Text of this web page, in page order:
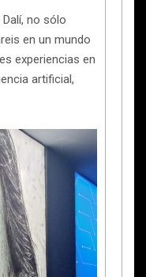
no sólo
en un mundo
experiencias en
artificial,